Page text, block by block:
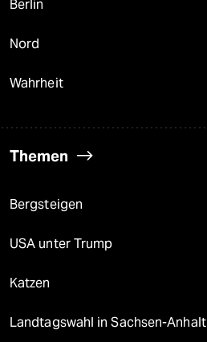
Berlin
Nord
Wahrheit
Themen
Bergsteigen
USA unter Trump
Katzen
Landtagswahl in Sachsen-Anhalt